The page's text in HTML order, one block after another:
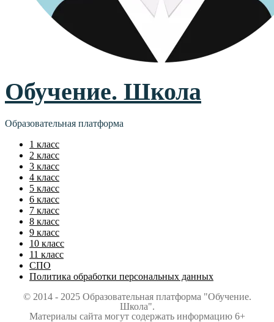
Обучение. Школа
Образовательная платформа
1 класс
2 класс
3 класс
4 класс
5 класс
6 класс
7 класс
8 класс
9 класс
10 класс
11 класс
СПО
Политика обработки персональных данных
© 2014 - 2025 Образовательная платформа "Обучение.
Школа".
Материалы сайта могут содержать информацию 6+